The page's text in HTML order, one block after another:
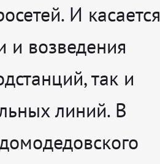
И касается
и возведения
так и
линий. В